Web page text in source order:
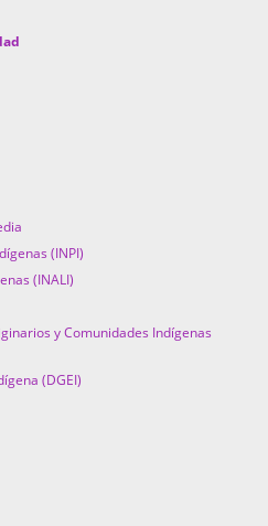
(INPI)
(INALI)
y Comunidades Indígenas
(DGEI)